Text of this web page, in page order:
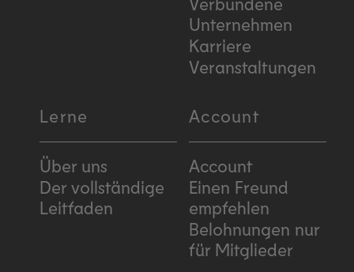
Unternehmen
Karriere
Veranstaltungen
Lerne
Über uns
Der vollständige
Leitfaden
Account
Account
Einen Freund
empfehlen
Belohnungen nur
für Mitglieder